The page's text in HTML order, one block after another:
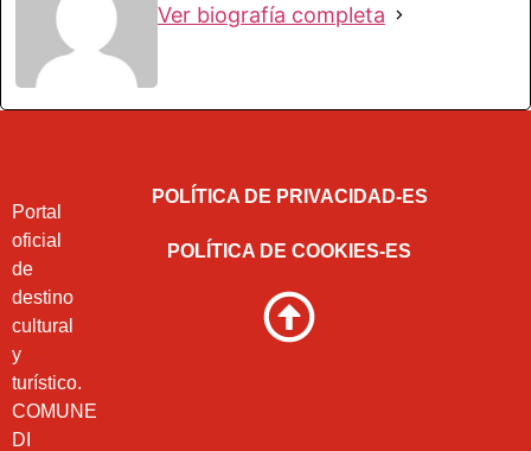
Ver biografía completa
Portal
oficial
de
destino
cultural
y
turístico.
COMUNE
DI
POLÍTICA DE PRIVACIDAD-ES
POLÍTICA DE COOKIES-ES